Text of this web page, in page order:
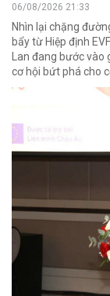
06/08/2026 21:33
Nhìn lại chặng
bẩy từ Hiệp định
Lan đang bước
cơ hội bứt phá cho